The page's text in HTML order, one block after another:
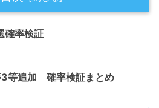
確率検証
3等追加 確率検証まとめ